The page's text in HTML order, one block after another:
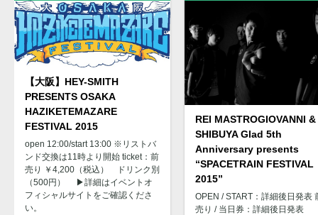
【大阪】HEY-SMITH
PRESENTS OSAKA
HAZIKETEMAZARE
FESTIVAL 2015
open 12:00/start 13:00 ※リストバ
ンド交換は11時より開始 ticket：前
売り ￥4,200（税込） ドリンク別
（500円） ▶︎詳細はイベントオ
フィシャルサイトをご確認くださ
い。
REI MASTROGIOVANNI &
SHIBUYA Glad 5th
Anniversary presents
“SPACETRAIN FESTIVAL
2015”
OPEN / START：詳細後日発表
売り / 当日券：詳細後日発表